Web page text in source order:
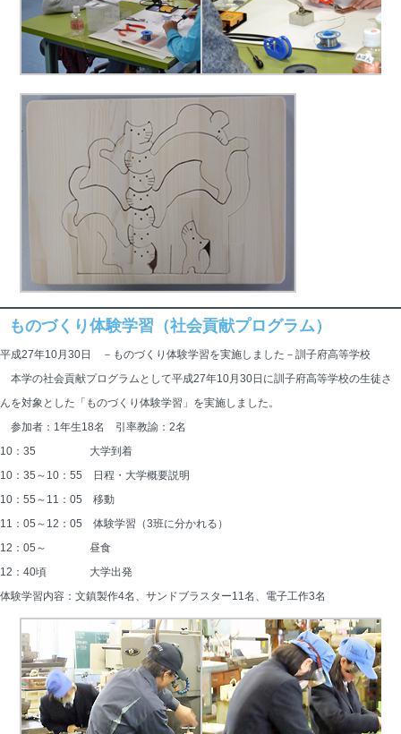
ものづくり体験学習（社会貢献プログラム）
平成27年10月30日 －ものづくり体験学習を実施しました－訓子府高等学校
本学の社会貢献プログラムとして平成27年10月30日に訓子府高等学校の生徒さ
んを対象とした「ものづくり体験学習」を実施しました。
参加者：1年生18名 引率教諭：2名
10：35　　　　　大学到着
10：35～10：55　日程・大学概要説明
10：55～11：05　移動
11：05～12：05　体験学習（3班に分かれる）
12：05～　　　　昼食
12：40頃　　　　大学出発
体験学習内容：文鎮製作4名、サンドブラスター11名、電子工作3名